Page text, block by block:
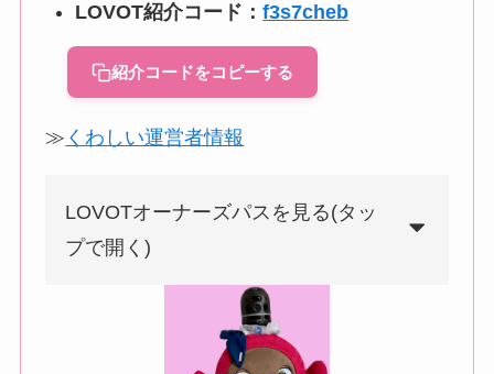
LOVOT紹介コード：f3s7cheb
紹介コードをコピーする
≫ くわしい運営者情報
LOVOTオーナーズパスを見る(タッ
プで開く)